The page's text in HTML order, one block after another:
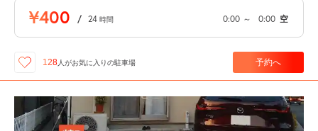
¥400 / 24 時間 0:00 ～ 0:00 空
128人がお気に入りの駐車場 予約へ